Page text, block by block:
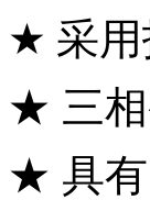
★ 采
★ 三相
★ 具有